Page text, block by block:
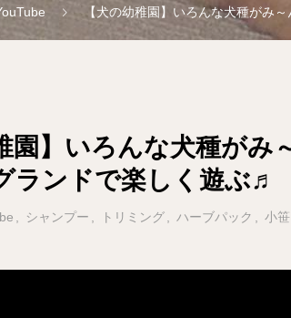
【犬の幼稚園】いろんな犬種がみ
園】いろんな犬種が
ランドで楽しく遊ぶ♬
シャンプー トリミング ハーブパック 小